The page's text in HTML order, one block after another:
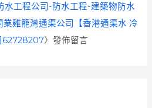
工程公司-防水工程-建築物防水
業雞籠灣通渠公司【香港通渠水 冷
62728207〉發佈留言